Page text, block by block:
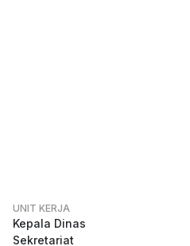
UNIT KERJA
Kepala Dinas
Sekretariat